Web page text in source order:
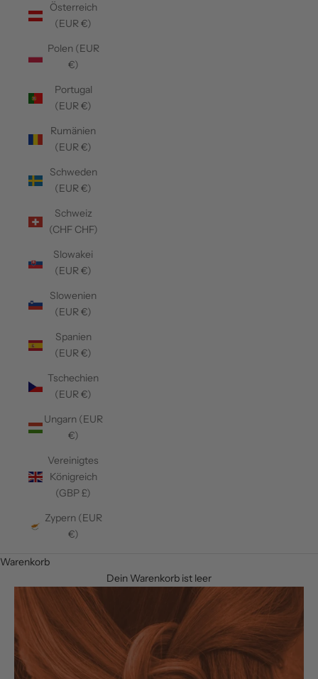
Österreich
(EUR €)
Polen (EUR
€)
Portugal
(EUR €)
Rumänien
(EUR €)
Schweden
(EUR €)
Schweiz
(CHF CHF)
Slowakei
(EUR €)
Slowenien
(EUR €)
Spanien
(EUR €)
Tschechien
(EUR €)
Ungarn (EUR
€)
Vereinigtes
Königreich
(GBP £)
Zypern (EUR
€)
Warenkorb
Dein Warenkorb ist leer